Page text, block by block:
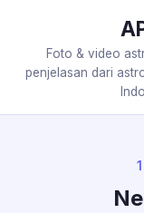
Foto & video
penjelasan dari